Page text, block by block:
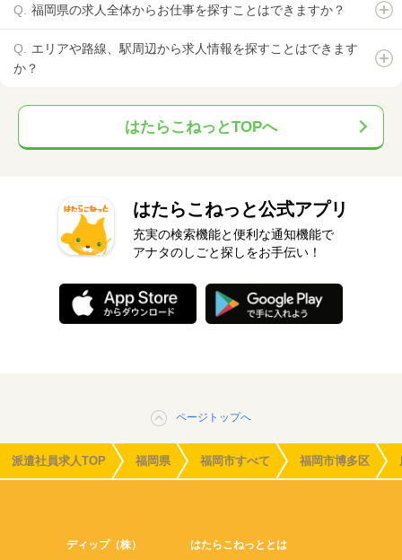
福岡県の求人全体からお仕事を探すことはできますか？
エリアや路線、駅周辺から求人情報を探すことはできます
か？
はたらこねっとTOPへ
はたらこねっと公式アプリ
充実の検索機能と便利な通知機能で
アナタのしごと探しをお手伝い！
ページトップへ
派遣社員求人TOP 福岡県 福岡市すべて 福岡市博多区
ディップ（株） はたらこねっととは